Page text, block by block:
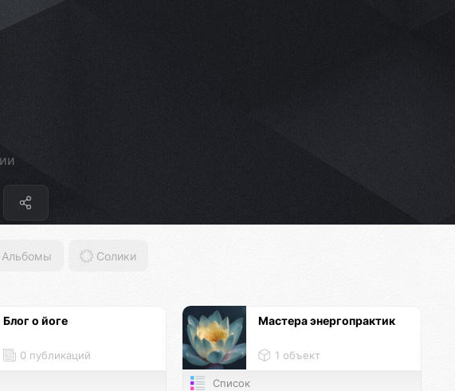
Альбомы Солики
Блог о йоге
0 публикаций
Мастера энергопрактик
1 объект
Список